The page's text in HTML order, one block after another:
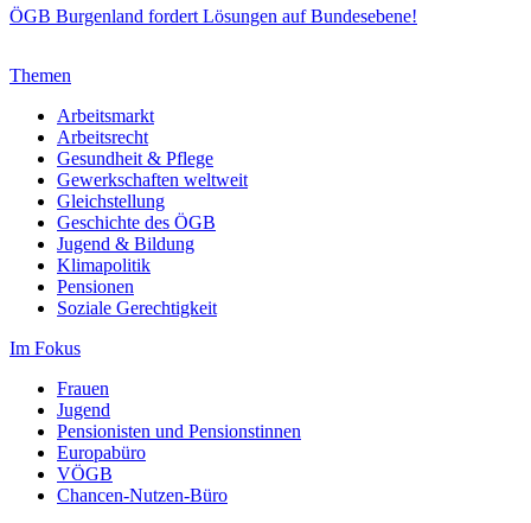
ÖGB Burgenland fordert Lösungen auf Bundesebene!
Themen
Arbeitsmarkt
Arbeitsrecht
Gesundheit & Pflege
Gewerkschaften weltweit
Gleichstellung
Geschichte des ÖGB
Jugend & Bildung
Klimapolitik
Pensionen
Soziale Gerechtigkeit
Im Fokus
Frauen
Jugend
Pensionisten und Pensionstinnen
Europabüro
VÖGB
Chancen-Nutzen-Büro